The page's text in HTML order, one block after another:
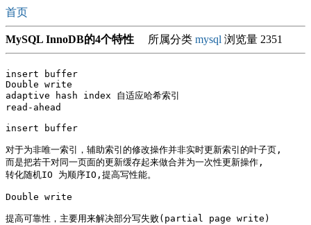
首页
MySQL InnoDB的4个特性 所属分类 mysql 浏览量 2351
insert buffer
Double write
adaptive hash index 自适应哈希索引
read-ahead
insert buffer
对于为非唯一索引，辅助索引的修改操作并非实时更新索引的叶子页,
而是把若干对同一页面的更新缓存起来做合并为一次性更新操作,
转化随机IO 为顺序IO,提高写性能。
Double write
提高可靠性，主要用来解决部分写失败(partial page write)